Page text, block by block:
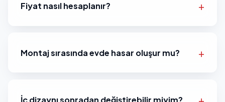
Fiyat nasıl hesaplanır?
Montaj sırasında evde hasar oluşur mu?
İç dizaynı sonradan değiştirebilir miyim?